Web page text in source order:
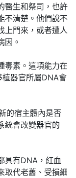
醫生和祭司，也許
不清楚。他們說不
上門來，或者遭人
因。
毒素。這項能力在
器官所屬DNA會
的宿主體內是否
統會改變器官的
具有DNA，紅血
取代老舊、受損細